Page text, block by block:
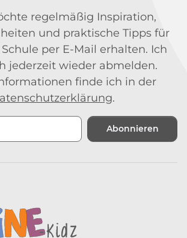
regelmäßig Inspiration,
und praktische Tipps für
per E-Mail erhalten. Ich
jederzeit wieder abmelden.
finde ich in der
.
Abonnieren